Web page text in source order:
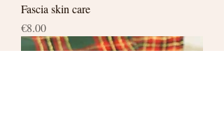
Fascia skin care
Price
€8.00